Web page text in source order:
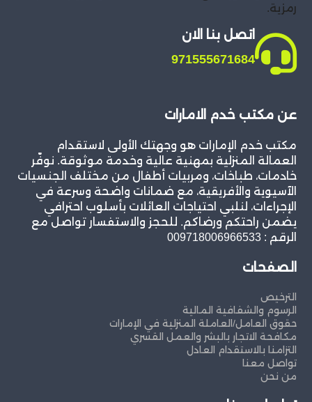
رمزية.
اتصل بنا الان
971555671684
عن مكتب خدم الامارات
مكتب خدم الإمارات هو وجهتك الأولى لاستقدام
العمالة المنزلية بمهنية عالية وخدمة موثوقة. نوفّر
خادمات، طباخات، ومربيات أطفال من مختلف الجنسيات
الآسيوية والأفريقية، مع ضمانات واضحة وسرعة في
الإجراءات، لنلبي احتياجات العائلات بأسلوب احترافي
يضمن راحتكم ورضاكم. للحجز والاستفسار تواصل مع
الرقم : 009718006966533
الصفحات
الترخيص
الرسوم والشفافية المالية
حقوق العامل/العاملة المنزلية في الإمارات
مكافحة الاتجار بالبشر والعمل القسري
التزامنا بالاستقدام العادل
تواصل معنا
من نحن